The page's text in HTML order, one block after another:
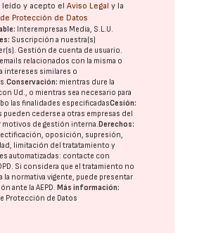
leído y acepto elAviso Legal y la
Protección de Datos
Interempresas Media, S.L.U.
Suscripción a nuestra(s)
Gestión de cuenta de usuario.
relacionados con la misma o
intereses similares o
Conservación: mientras dure la
Ud., o mientras sea necesario para
las finalidades especificadasCesión:
pueden cederse a otras empresas del
motivos de gestión interna. Derechos:
oposición, supresión,
limitación del tratatamiento y
automatizadas: contacte con
. Si considera que el tratamiento no
la normativa vigente, puede presentar
ante laAEPD. Más información:
Protección de Datos